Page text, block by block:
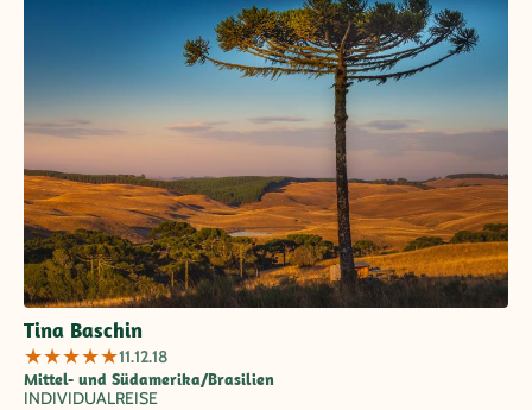
Tina Baschin
★★★★★11.12.18
Mittel- und Südamerika/Brasilien
INDIVIDUALREISE